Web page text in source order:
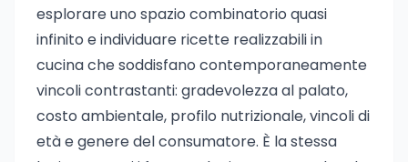
esplorare uno spazio combinatorio quasi
infinito e individuare ricette realizzabili in
cucina che soddisfano contemporaneamente
vincoli contrastanti: gradevolezza al palato,
costo ambientale, profilo nutrizionale, vincoli di
età e genere del consumatore. È la stessa